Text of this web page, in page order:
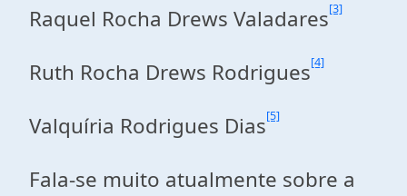
Raquel Rocha Drews Valadares[3]
Ruth Rocha Drews Rodrigues[4]
Valquíria Rodrigues Dias[5]
Fala-se muito atualmente sobre a